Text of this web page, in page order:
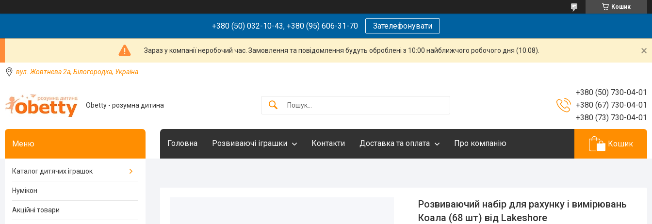
Кошик
+380 (50) 032-10-43, +380 (95) 606-31-70 Зателефонувати
Зараз у компанії неробочий час. Замовлення та повідомлення будуть оброблені з 10:00 найближчого робочого дня (10.08).
вул. Жовтнева 2а, Білогородка, Україна
Obetty - розумна дитина
+380 (50) 730-04-01
+380 (67) 730-04-01
+380 (73) 730-04-01
Головна Розвиваючі іграшки Контакти Доставка та оплата Про компанію Кошик
Розвиваючий набір для рахунку і вимірювань
Коала (68 шт) від Lakeshore
Каталог дитячих іграшок
Нумікон
Акційні товари